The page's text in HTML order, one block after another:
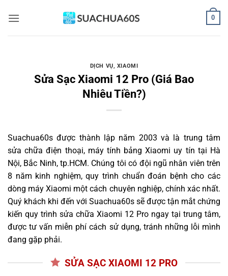
qua
0
DỊCH VỤ, XIAOMI
Sửa Sạc Xiaomi 12 Pro (Giá Bao
Nhiêu Tiền?)
Suachua60s được thành lập năm 2003 và là trung tâm
sửa chữa điện thoại, máy tính bảng Xiaomi uy tín tại Hà
Nội, Bắc Ninh, tp.HCM. Chúng tôi có đội ngũ nhân viên trên
8 năm kinh nghiệm, quy trình chuẩn đoán bệnh cho các
dòng máy Xiaomi một cách chuyên nghiệp, chính xác nhất.
Quý khách khi đến với Suachua60s sẽ được tận mắt chứng
kiến quy trình sửa chữa Xiaomi 12 Pro ngay tại trung tâm,
được tư vấn miễn phí cách sử dụng, tránh những lỗi mình
đang gặp phải.
SỬA SẠC XIAOMI 12 PRO